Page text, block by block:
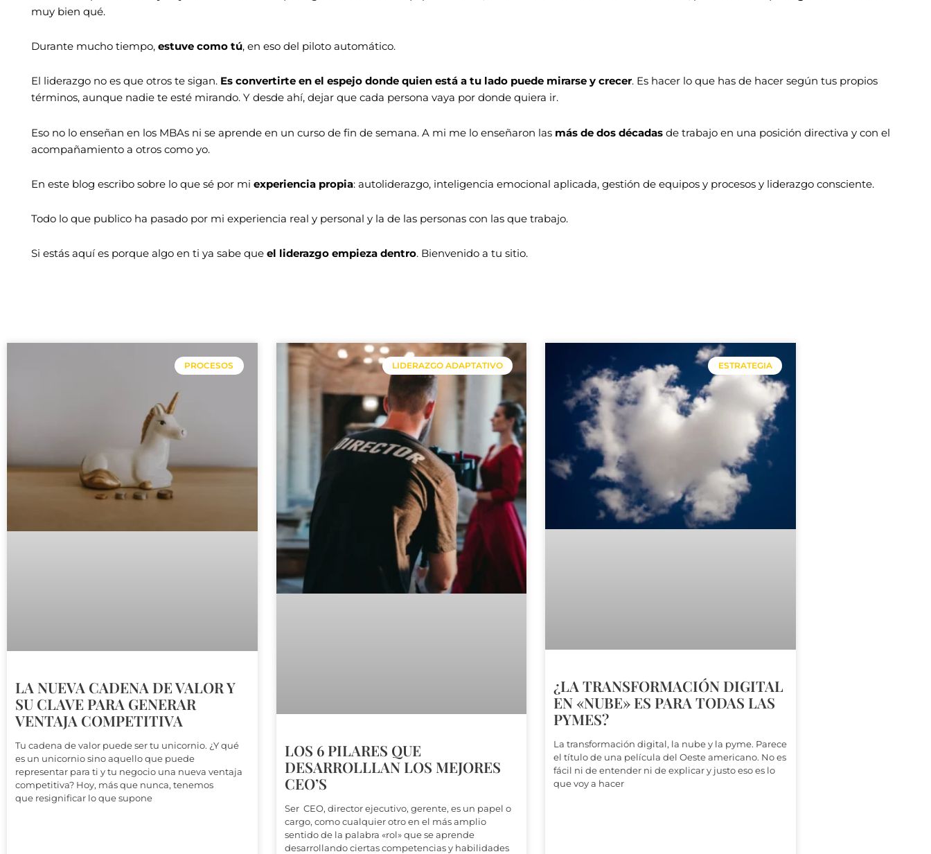
muy bien qué.
Durante mucho tiempo, estuve como tú, en eso del piloto automático.
El liderazgo no es que otros te sigan. Es convertirte en el espejo donde quien está a tu lado puede mirarse y crecer. Es hacer lo que has de hacer según tus propios
términos, aunque nadie te esté mirando. Y desde ahí, dejar que cada persona vaya por donde quiera ir.
Eso no lo enseñan en los MBAs ni se aprende en un curso de fin de semana. A mi me lo enseñaron las más de dos décadas de trabajo en una posición directiva y con el
acompañamiento a otros como yo.
En este blog escribo sobre lo que sé por mi experiencia propia: autoliderazgo, inteligencia emocional aplicada, gestión de equipos y procesos y liderazgo consciente.
Todo lo que publico ha pasado por mi experiencia real y personal y la de las personas con las que trabajo.
Si estás aquí es porque algo en ti ya sabe que el liderazgo empieza dentro. Bienvenido a tu sitio.
PROCESOS
LA NUEVA CADENA DE VALOR Y
SU CLAVE PARA GENERAR
VENTAJA COMPETITIVA
Tu cadena de valor puede ser tu unicornio. ¿Y qué
es un unicornio sino aquello que puede
representar para ti y tu negocio una nueva ventaja
competitiva? Hoy, más que nunca, tenemos
que resignificar lo que supone
LIDERAZGO ADAPTATIVO
LOS 6 PILARES QUE
DESARROLLLAN LOS MEJORES
CEO’S
Ser CEO, director ejecutivo, gerente, es un papel o
cargo, como cualquier otro en el más amplio
sentido de la palabra «rol» que se aprende
desarrollando ciertas competencias y habilidades
ESTRATEGIA
¿LA TRANSFORMACIÓN DIGITAL
EN «NUBE» ES PARA TODAS LAS
PYMES?
La transformación digital, la nube y la pyme. Parece
el título de una película del Oeste americano. No es
fácil ni de entender ni de explicar y justo eso es lo
que voy a hacer